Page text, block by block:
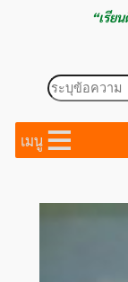
“เรีย
ค้นหา
เมนู